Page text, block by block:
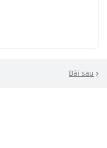
Bài sau